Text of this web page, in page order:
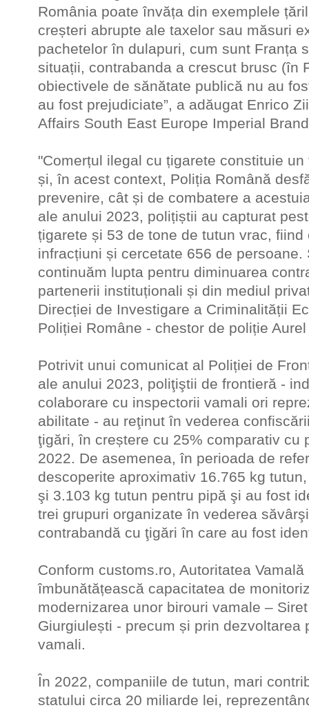
România poate învăța din exemplele
creșteri abrupte ale taxelor sau măsuri
pachetelor în dulapuri, cum sunt Franța
situații, contrabanda a crescut brusc (în
obiectivele de sănătate publică nu au
au fost prejudiciate”, a adăugat Enrico
Affairs South East Europe Imperial
"Comerțul ilegal cu țigarete constituie
și, în acest context, Poliția Română
prevenire, cât și de combatere a
ale anului 2023, polițiștii au capturat
țigarete și 53 de tone de tutun vrac, fiind
infracțiuni și cercetate 656 de
continuăm lupta pentru diminuarea
partenerii instituționali și din mediul
Direcției de Investigare a Criminalității
Poliției Române - chestor de poliție
Potrivit unui comunicat al Poliției de
ale anului 2023, poliţiştii de frontieră -
colaborare cu inspectorii vamali ori
abilitate - au reţinut în vederea
ţigări, în creștere cu 25% comparativ cu
2022. De asemenea, în perioada de
descoperite aproximativ 16.765 kg
şi 3.103 kg tutun pentru pipă şi au fost
trei grupuri organizate în vederea
contrabandă cu ţigări în care au fost
Conform customs.ro, Autoritatea
îmbunătățească capacitatea de
modernizarea unor birouri vamale –
Giurgiulești - precum și prin dezvoltarea
vamali.
În 2022, companiile de tutun, mari
statului circa 20 miliarde lei,